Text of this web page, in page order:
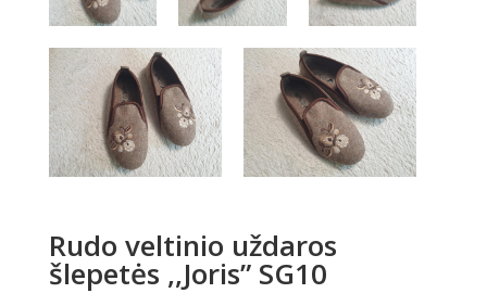
Rudo veltinio uždaros
šlepetės ,,Joris” SG10